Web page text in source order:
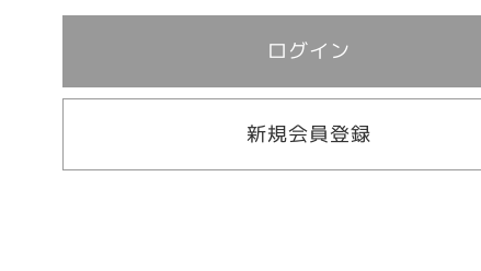
新規会員登録